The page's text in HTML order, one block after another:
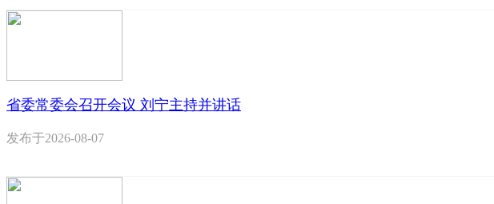
省委常委会召开会议 刘宁主持并讲话
发布于2026-08-07